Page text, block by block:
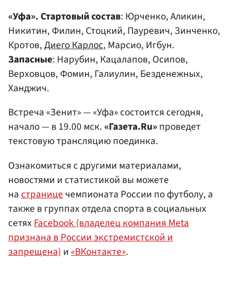
«Уфа». Стартовый состав: Юрченко, Аликин,
Никитин, Филин, Стоцкий, Пауревич, Зинченко,
Кротов,Диего Карлос, Марсио, Игбун.
Запасные: Нарубин, Кацалапов, Осипов,
Верховцов, Фомин, Галиулин, Безденежных,
Ханджич.
Встреча «Зенит» — «Уфа» состоится сегодня,
начало — в 19.00 мск. «Газета.Ru»проведет
текстовую трансляцию поединка.
Ознакомиться с другими материалами,
новостями и статистикой вы можете
на странице чемпионата России по футболу, а
также в группах отдела спорта в социальных
сетях Facebook (владелец компания Meta
признана в России экстремистской и
запрещена) и«ВКонтакте».